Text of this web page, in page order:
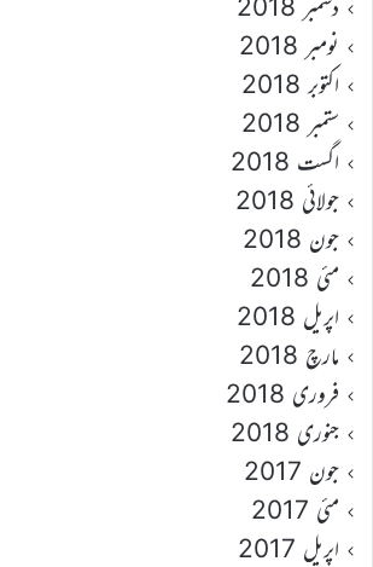
دسمبر 2018
نومبر 2018
اکتوبر 2018
ستمبر 2018
اگست 2018
جولائی 2018
جون 2018
مئی 2018
اپریل 2018
مارچ 2018
فروری 2018
جنوری 2018
جون 2017
مئی 2017
اپریل 2017